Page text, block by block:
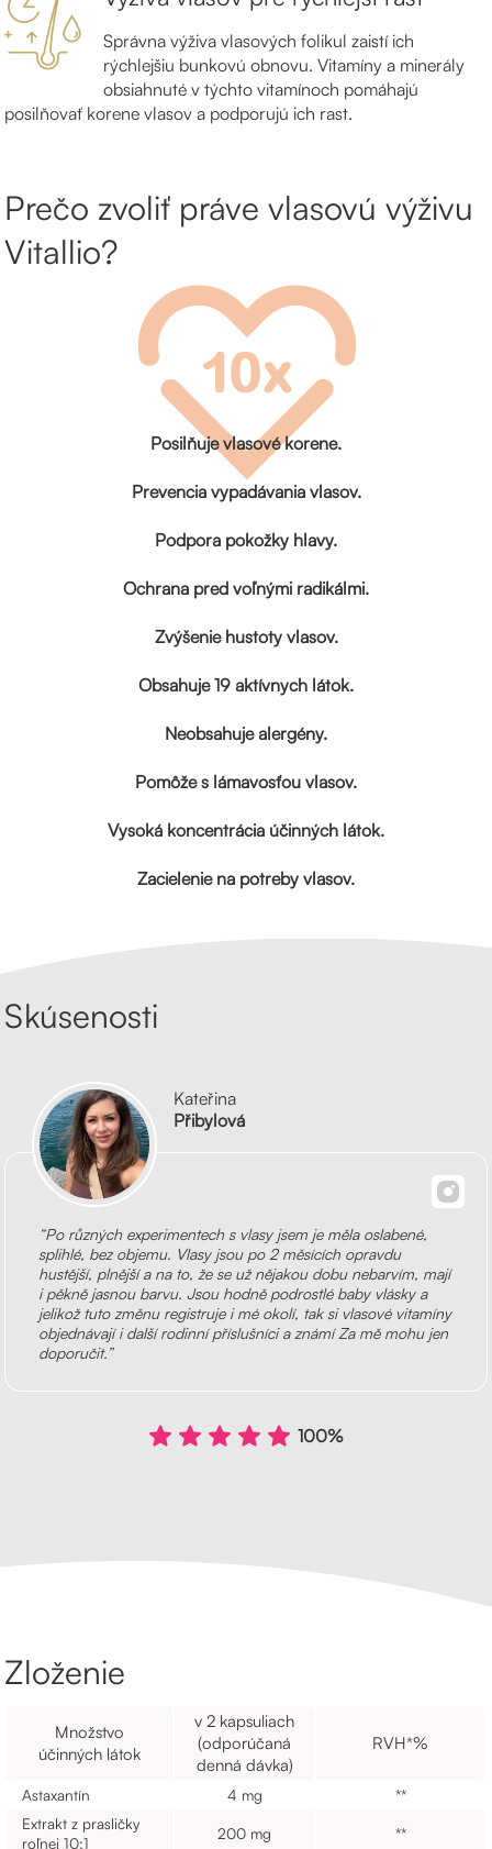
Správna výživa vlasových folikul zaistí ich
rýchlejšiu bunkovú obnovu. Vitamíny a minerály
obsiahnuté v týchto vitamínoch pomáhajú
posilňovať korene vlasov a podporujú ich rast.
Prečo zvoliť práve vlasovú výživu
Vitallio?
Posilňuje vlasové korene.
Prevencia vypadávania vlasov.
Podpora pokožky hlavy.
Ochrana pred voľnými radikálmi.
Zvýšenie hustoty vlasov.
Obsahuje 19 aktívnych látok.
Neobsahuje alergény.
Pomôže s lámavosťou vlasov.
Vysoká koncentrácia účinných látok.
Zacielenie na potreby vlasov.
Skúsenosti
Kateřina
Přibylová
“Po různých experimentech s vlasy jsem je měla oslabené,
splihlé, bez objemu. Vlasy jsou po 2 měsících opravdu
hustější, plnější a na to, že se už nějakou dobu nebarvím, mají
i pěkně jasnou barvu. Jsou hodně podrostlé baby vlásky a
jelikož tuto změnu registruje i mé okolí, tak si vlasové vitamíny
objednávají i další rodinní příslušníci a známí Za mě mohu jen
doporučit.”
100%
Zloženie
Množstvo
účinných látok
v 2 kapsuliach
(odporúčaná
denná dávka)
RVH*%
Astaxantín 4 mg
**
Extrakt z prasličky
roľnej 10:1
200 mg **